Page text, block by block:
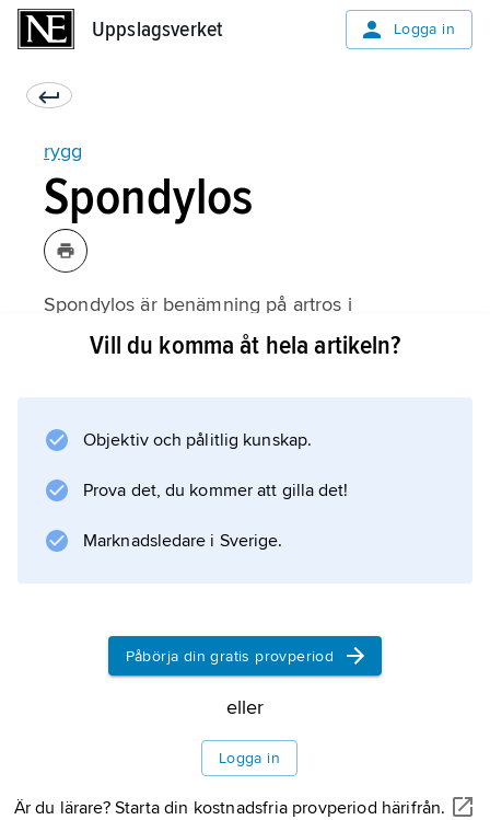
Uppslagsverket Logga in
rygg
Spondylos
Spondylos är benämning på artros i
ledbrosket i ryggradens leder. Då bildas det
cervikal spondylos
), vilket kan ge armsmärtor. Spondylos är inte
lumbal spondylos
Information om artikeln
Vill du komma åt hela artikeln?
Objektiv och pålitlig kunskap.
Prova det, du kommer att gilla det!
Marknadsledare i Sverige.
Påbörja din gratis provperiod
eller
Logga in
Är du lärare? Starta din kostnadsfria provperiod härifrån.